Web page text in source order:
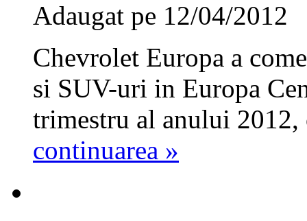
Adaugat pe 12/04/2012
Chevrolet Europa a
si SUV-uri in Europa
trimestru al anului
continuarea »